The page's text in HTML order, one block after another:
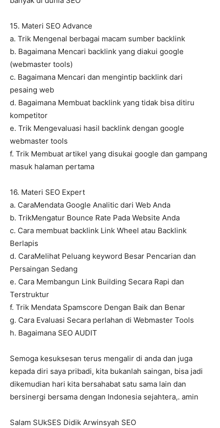
15. Materi SEO Advance
a. Trik Mengenal berbagai macam sumber backlink
b. Bagaimana Mencari backlink yang diakui google
(webmaster tools)
c. Bagaimana Mencari dan mengintip backlink dari
pesaing web
d. Bagaimana Membuat backlink yang tidak bisa ditiru
kompetitor
e. Trik Mengevaluasi hasil backlink dengan google
webmaster tools
f. Trik Membuat artikel yang disukai google dan gampang
masuk halaman pertama
16. Materi SEO Expert
a. CaraMendata Google Analitic dari Web Anda
b. TrikMengatur Bounce Rate Pada Website Anda
c. Cara membuat backlink Link Wheel atau Backlink
Berlapis
d. CaraMelihat Peluang keyword Besar Pencarian dan
Persaingan Sedang
e. Cara Membangun Link Building Secara Rapi dan
Terstruktur
f. Trik Mendata Spamscore Dengan Baik dan Benar
g. Cara Evaluasi Secara perlahan di Webmaster Tools
h. Bagaimana SEO AUDIT
Semoga kesuksesan terus mengalir di anda dan juga
kepada diri saya pribadi, kita bukanlah saingan, bisa jadi
dikemudian hari kita bersahabat satu sama lain dan
bersinergi bersama dengan Indonesia sejahtera,. amin
Salam SUkSES Didik Arwinsyah SEO